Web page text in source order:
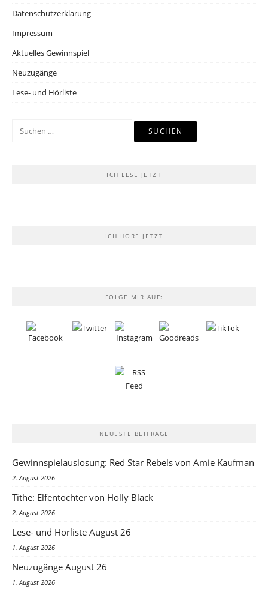
Datenschutzerklärung
Impressum
Aktuelles Gewinnspiel
Neuzugänge
Lese- und Hörliste
Suchen
ICH LESE JETZT
ICH HÖRE JETZT
FOLGE MIR AUF:
NEUESTE BEITRÄGE
Gewinnspielauslosung: Red Star Rebels von Amie Kaufman
2. August 2026
Tithe: Elfentochter von Holly Black
2. August 2026
Lese- und Hörliste August 26
1. August 2026
Neuzugänge August 26
1. August 2026